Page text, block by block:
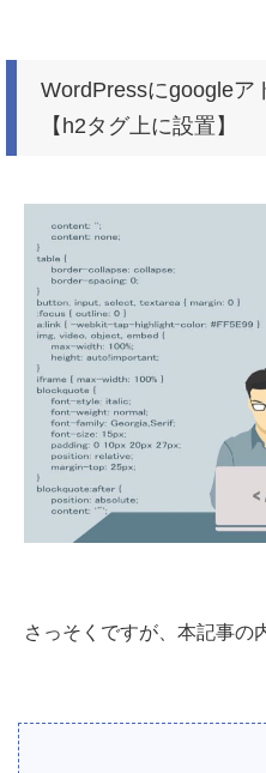
WordPressにgoogleア
【h2タグ上に設置】
さっそくですが、本記事の